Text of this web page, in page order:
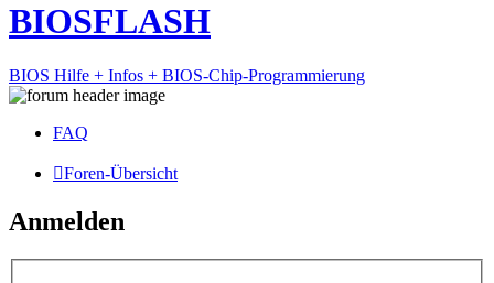
BIOSFLASH
BIOS Hilfe + Infos + BIOS-Chip-Programmierung
FAQ
Foren-Übersicht
Anmelden